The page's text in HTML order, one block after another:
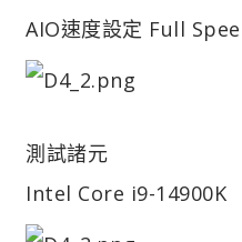
AIO速度設定 Full
測試諸元
Intel Core i9-14900K